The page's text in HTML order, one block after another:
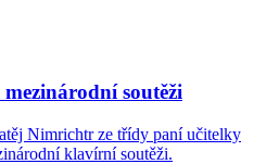
soutěži
Nimrichtr ze třídy paní učitelky
klavírní soutěži.